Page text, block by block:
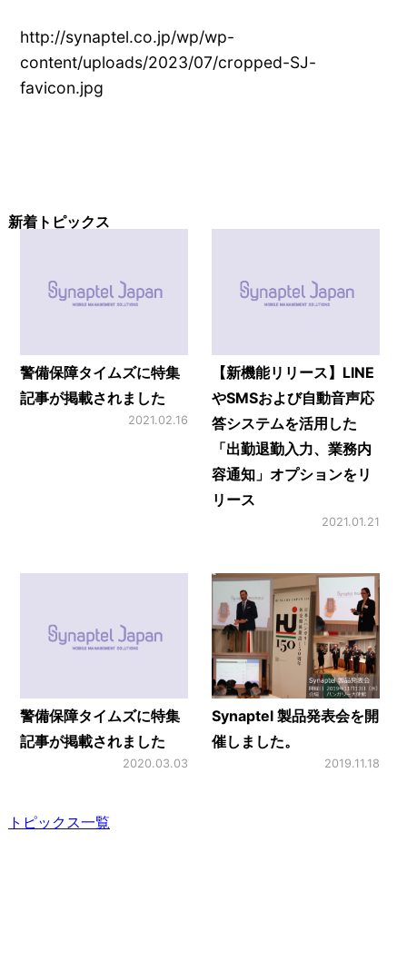
http://synaptel.co.jp/wp/wp-
content/uploads/2023/07/cropped-SJ-
favicon.jpg
新着トピックス
警備保障タイムズに特集
記事が掲載されました
2021.02.16
【新機能リリース】LINE
やSMSおよび自動音声応
答システムを活用した
「出勤退勤入力、業務内
容通知」オプションをリ
リース
2021.01.21
警備保障タイムズに特集
記事が掲載されました
2020.03.03
Synaptel 製品発表会を開
催しました。
2019.11.18
トピックス一覧